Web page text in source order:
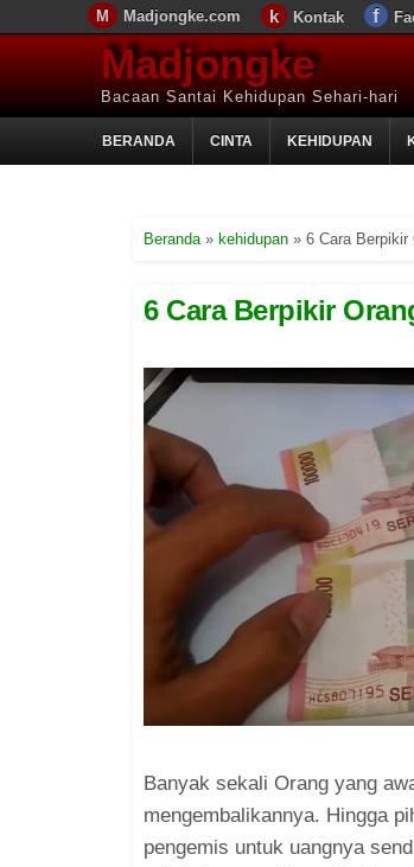
Madjongke.com Kontak
Madjongke
Bacaan Santai Kehidupan Sehari-hari
BERANDA CINTA KEHIDUPAN
Beranda» kehidupan » 6 Cara Berpikir
6 Cara Berpikir
Banyak sekali Orang yang
mengembalikannya. Hingga
pengemis untuk uangnya